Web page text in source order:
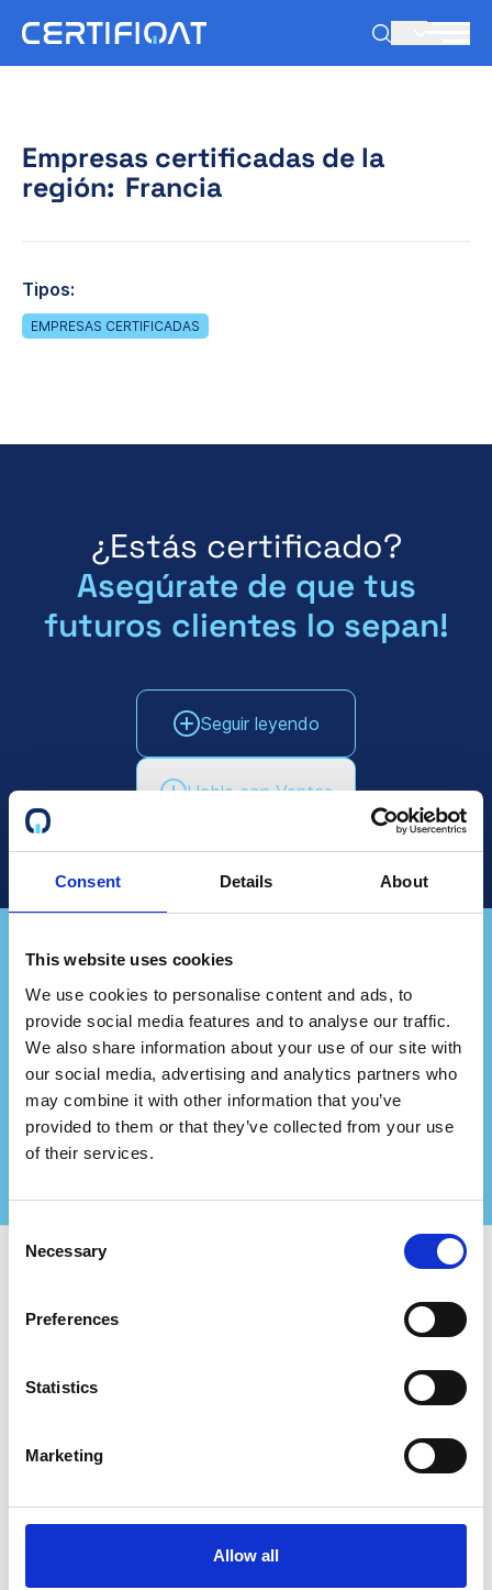
Consent Details About
This website uses cookies
We use cookies to personalise content and ads, to
provide social media features and to analyse our traffic.
We also share information about your use of our site with
our social media, advertising and analytics partners who
may combine it with other information that you’ve
provided to them or that they’ve collected from your use
of their services.
Consent
Selection
Necessary
Preferences
Statistics
Marketing
Allow all
Empresas certificadas de la
región: Francia
Tipos:
EMPRESAS CERTIFICADAS
¿Estás certificado?
Asegúrate de que tus
futuros clientes lo sepan!
Seguir leyendo
Hable con Ventas
¿Representas a una
empresa de consultoría?
Asóciate con nosotros y crea aún más valor para
tus clientes certificados!
Contáctenos para más información
La insignia Certifiqat
Contactar con el equipo de ventas